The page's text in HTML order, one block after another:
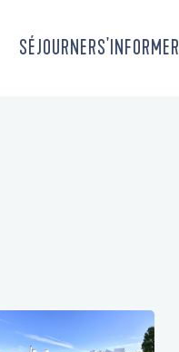
SÉJOURNERS'INFORMER